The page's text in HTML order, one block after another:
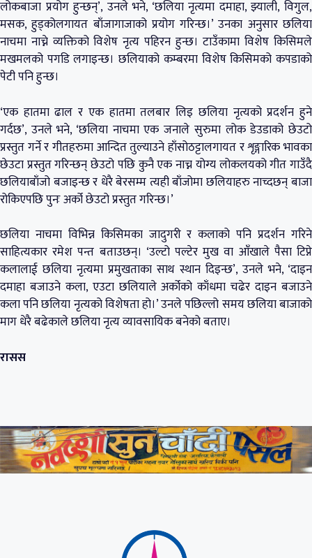
लोकबाजा प्रयोग हुन्छन्’, उनले भने, ‘छलिया नृत्यमा दमाहा, झ्याली, विगुल,
मसक, हुड्कोलगायत बाँजागाजाको प्रयोग गरिन्छ।’ उनका अनुसार छलिया
नाचमा नाच्ने व्यक्तिको विशेष नृत्य पहिरन हुन्छ। टाउँकामा विशेष किसिमले
मखमलको पगडि लगाइन्छ। छलियाको कम्बरमा विशेष किसिमको कपडाको
पेटी पनि हुन्छ।
‘एक हातमा ढाल र एक हातमा तलबार लिइ छलिया नृत्यको प्रदर्शन हुने
गर्दछ’, उनले भने, ‘छलिया नाचमा एक जनाले सुरुमा लोक डेउडाको छेउटो
प्रस्तुत गर्ने र गीतहरुमा आन्दित तुल्याउने हाँसोठट्टालगायत र शृङ्गारिक भावका
छेउटा प्रस्तुत गरिन्छन् छेउटो पछि कुनै एक नाच्न योग्य लोकलयको गीत गाउँदै
छलियाबाँजो बजाइन्छ र धेरै बेरसम्म त्यही बाँजोमा छलियाहरु नाच्दछन् बाजा
रोकिएपछि पुनः अर्को छेउटो प्रस्तुत गरिन्छ।’
छलिया नाचमा विभिन्न किसिमका जादुगरी र कलाको पनि प्रदर्शन गरिने
साहित्यकार रमेश पन्त बताउछन्। ‘उल्टो पल्टेर मुख वा आँखाले पैसा टिप्ने
कलालाई छलिया नृत्यमा प्रमुखताका साथ स्थान दिइन्छ’, उनले भने, ‘दाइन
दमाहा बजाउने कला, एउटा छलियाले अर्कोको काँधमा चढेर दाइन बजाउने
कला पनि छलिया नृत्यको विशेषता हो।’ उनले पछिल्लो समय छलिया बाजाको
माग धेरै बढेकाले छलिया नृत्य व्यावसायिक बनेको बताए।
रासस